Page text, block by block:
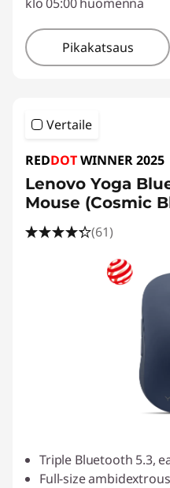
Pikakatsaus
Vertaile
REDDOTWINNER 2025
Lenovo Yoga
Mouse (Cosmic
(61)
Triple Bluetooth 5.3,
Full-size